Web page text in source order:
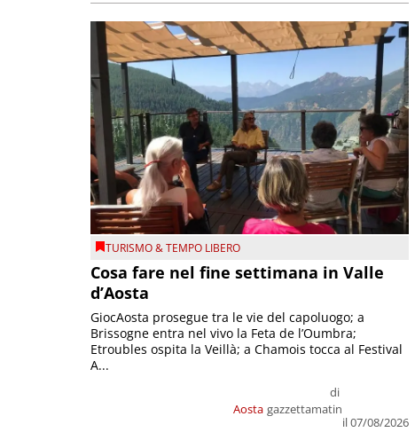
TURISMO & TEMPO LIBERO
Cosa fare nel fine settimana in Valle
d’Aosta
Aosta
di
gazzettamatin
il 07/08/2026
GiocAosta prosegue tra le vie del capoluogo; a
Brissogne entra nel vivo la Feta de l’Oumbra;
Etroubles ospita la Veillà; a Chamois tocca al Festival
A...